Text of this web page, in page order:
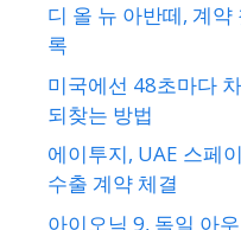
디 올 뉴 아반떼, 계
록
미국에선 48초마다
되찾는 방법
에이투지, UAE 스페
수출 계약 체결
아이오닉 9, 독일 아